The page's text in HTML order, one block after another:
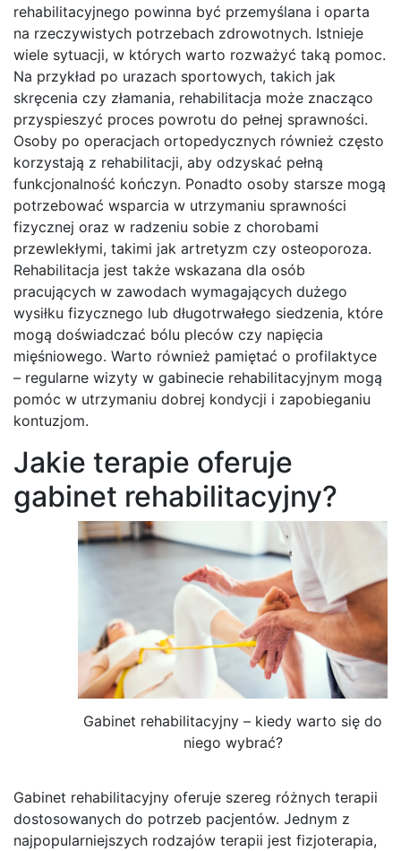
rehabilitacyjnego powinna być przemyślana i oparta
na rzeczywistych potrzebach zdrowotnych. Istnieje
wiele sytuacji, w których warto rozważyć taką pomoc.
Na przykład po urazach sportowych, takich jak
skręcenia czy złamania, rehabilitacja może znacząco
przyspieszyć proces powrotu do pełnej sprawności.
Osoby po operacjach ortopedycznych również często
korzystają z rehabilitacji, aby odzyskać pełną
funkcjonalność kończyn. Ponadto osoby starsze mogą
potrzebować wsparcia w utrzymaniu sprawności
fizycznej oraz w radzeniu sobie z chorobami
przewlekłymi, takimi jak artretyzm czy osteoporoza.
Rehabilitacja jest także wskazana dla osób
pracujących w zawodach wymagających dużego
wysiłku fizycznego lub długotrwałego siedzenia, które
mogą doświadczać bólu pleców czy napięcia
mięśniowego. Warto również pamiętać o profilaktyce
– regularne wizyty w gabinecie rehabilitacyjnym mogą
pomóc w utrzymaniu dobrej kondycji i zapobieganiu
kontuzjom.
Jakie terapie oferuje
gabinet rehabilitacyjny?
Gabinet rehabilitacyjny – kiedy warto się do
niego wybrać?
Gabinet rehabilitacyjny oferuje szereg różnych terapii
dostosowanych do potrzeb pacjentów. Jednym z
najpopularniejszych rodzajów terapii jest fizjoterapia,